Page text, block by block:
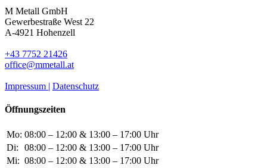
M Metall GmbH
Gewerbestraße West 22
A-4921 Hohenzell
+43 7752 21426
office@mmetall.at
Impressum | Datenschutz
Öffnungszeiten
Mo: 08:00 – 12:00 & 13:00 – 17:00 Uhr
Di:
08:00 – 12:00 & 13:00 – 17:00 Uhr
Mi: 08:00 – 12:00 & 13:00 – 17:00 Uhr